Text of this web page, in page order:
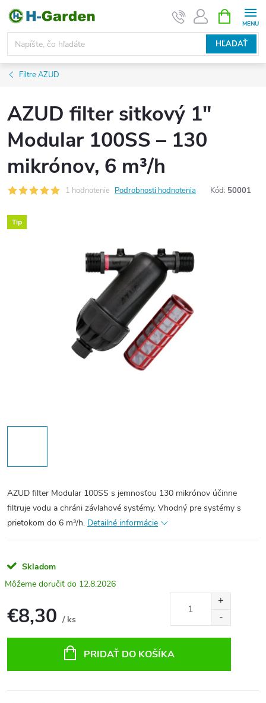
Prejsť
obsah
HĽADAŤ
KOŠÍK
Filtre AZUD
AZUD filter sitkový 1"
Modular 100SS – 130
mikrónov, 6 m³/h
1 hodnotenie Podrobnosti hodnotenia Kód: 50001
Tip
AZUD filter Modular 100SS s jemnosťou 130 mikrónov účinne
filtruje vodu a chráni závlahové systémy. Vhodný pre systémy s
prietokom do 6 m³/h. Detailné informácie
Skladom
12.8.2026
€8,30 / ks
PRIDAŤ DO KOŠÍKA